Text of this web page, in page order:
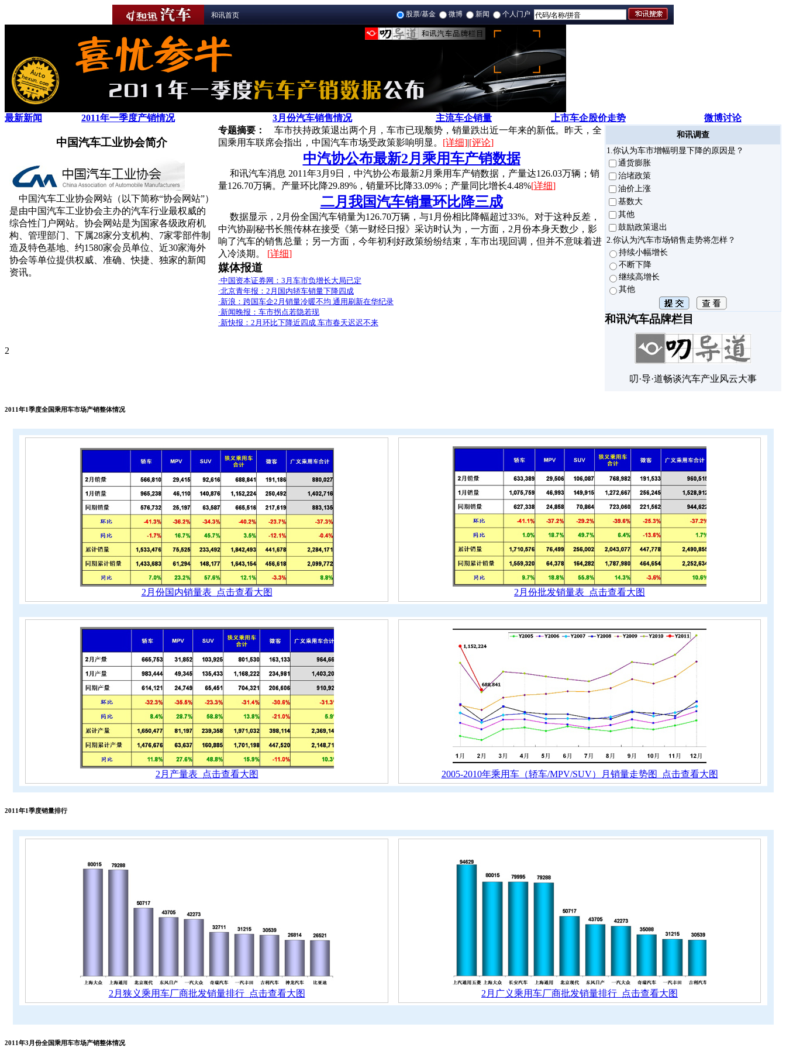
和讯首页 股票/基金 微博 新闻 个人门户
最新新闻 2011年一季度产销情况 3月份汽车销售情况 主流车企销量 上市车企股价走势 微博讨论
中国汽车工业协会简介
中国汽车工业协会网站（以下简称“协会网站”）
是由中国汽车工业协会主办的汽车行业最权威的
综合性门户网站。协会网站是为国家各级政府机
构、管理部门、下属28家分支机构、7家零部件制
造及特色基地、约1580家会员单位、近30家海外
协会等单位提供权威、准确、快捷、独家的新闻
资讯。
专题摘要：
车市扶持政策退出两个月，车市已现颓势，销量跌出近一年来的新低。昨天，全
国乘用车联席会指出，中国汽车市场受政策影响明显。 [详细]|[评论]
中汽协公布最新2月乘用车产销数据
和讯汽车消息 2011年3月9日，中汽协公布最新2月乘用车产销数据，产量达126.03万辆；销
量126.70万辆。产量环比降29.89%，销量环比降33.09%；产量同比增长4.48%[详细]
二月我国汽车销量环比降三成
数据显示，2月份全国汽车销量为126.70万辆，与1月份相比降幅超过33%。对于这种反差，
中汽协副秘书长熊传林在接受《第一财经日报》采访时认为，一方面，2月份本身天数少，影
响了汽车的销售总量；另一方面，今年初利好政策纷纷结束，车市出现回调，但并不意味着进
入冷淡期。 [详细]
媒体报道
·中国资本证券网：3月车市负增长大局已定
·北京青年报：2月国内轿车销量下降四成
·新浪：跨国车企2月销量冷暖不均 通用刷新在华纪录
·新闻晚报：车市拐点若隐若现
·新快报：2月环比下降近四成 车市春天迟迟不来
2
和讯调查
1.你认为车市增幅明显下降的原因是？
通货膨胀
治堵政策
油价上涨
基数大
其他
鼓励政策退出
2.你认为汽车市场销售走势将怎样？
持续小幅增长
不断下降
继续高增长
其他
和讯汽车品牌栏目
叨·导·道畅谈汽车产业风云大事
2011年1季度全国乘用车市场产销整体情况
2月份国内销量表 点击查看大图 2月份批发销量表 点击查看大图
2月产量表 点击查看大图 2005-2010年乘用车（轿车/MPV/SUV）月销量走势图 点击查看大图
2011年1季度销量排行
2月狭义乘用车厂商批发销量排行 点击查看大图 2月广义乘用车厂商批发销量排行 点击查看大图
2011年3月份全国乘用车市场产销整体情况